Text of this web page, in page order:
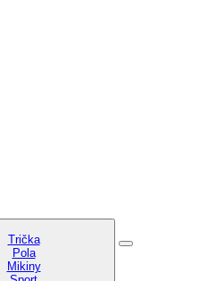
Trička
Pola
Mikiny